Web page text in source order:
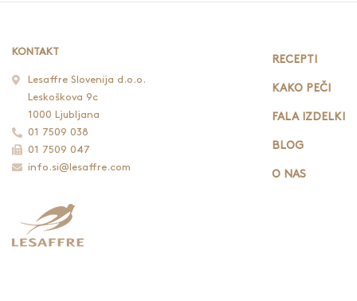
KONTAKT
Lesaffre Slovenija d.o.o.
Leskoškova 9c
1000 Ljubljana
01 7509 038
01 7509 047
info.si@lesaffre.com
RECEPTI
KAKO PEČI
FALA IZDELKI
BLOG
O NAS